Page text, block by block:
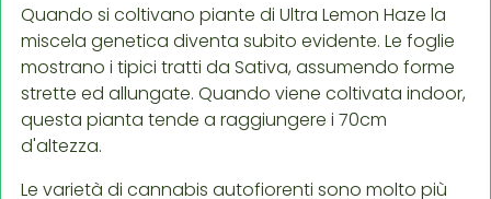
Quando si coltivano piante di Ultra Lemon Haze la
miscela genetica diventa subito evidente. Le foglie
mostrano i tipici tratti da Sativa, assumendo forme
strette ed allungate. Quando viene coltivata indoor,
questa pianta tende a raggiungere i 70cm
d'altezza.
Le varietà di cannabis autofiorenti sono molto più